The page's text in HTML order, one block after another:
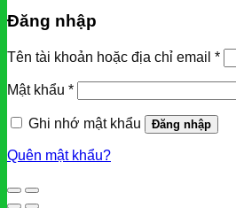
Đăng nhập
Tên tài khoản hoặc địa chỉ email *
Mật khẩu *
Ghi nhớ mật khẩu Đăng nhập
Quên mật khẩu?